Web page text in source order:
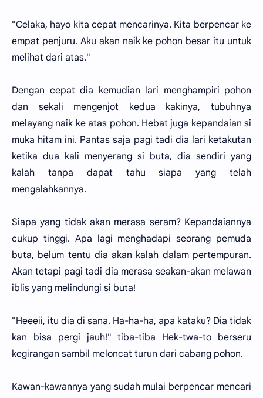
"Celaka, hayo kita cepat mencarinya. Kita berpencar ke
empat penjuru. Aku akan naik ke pohon besar itu untuk
melihat dari atas."
Dengan cepat dia kemudian lari menghampiri pohon
dan sekali mengenjot kedua kakinya, tubuhnya
melayang naik ke atas pohon. Hebat juga kepandaian si
muka hitam ini. Pantas saja pagi tadi dia lari ketakutan
ketika dua kali menyerang si buta, dia sendiri yang
kalah tanpa dapat tahu siapa yang telah
mengalahkannya.
Siapa yang tidak akan merasa seram? Kepandaiannya
cukup tinggi. Apa lagi menghadapi seorang pemuda
buta, belum tentu dia akan kalah dalam pertempuran.
Akan tetapi pagi tadi dia merasa seakan-akan melawan
iblis yang melindungi si buta!
"Heeeii, itu dia di sana. Ha-ha-ha, apa kataku? Dia tidak
kan bisa pergi jauh!" tiba-tiba Hek-twa-to berseru
kegirangan sambil meloncat turun dari cabang pohon.
Kawan-kawannya yang sudah mulai berpencar mencari